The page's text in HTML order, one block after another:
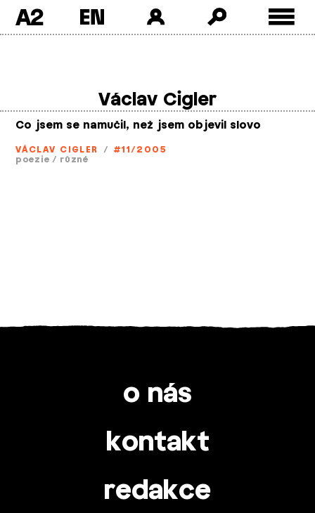
A2
Václav Cigler
Co jsem se namučil, než jsem objevil slovo
VÁCLAV CIGLER / #11/2005
poezie / různé
o nás
kontakt
redakce